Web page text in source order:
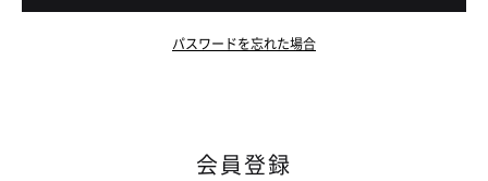
パスワードを忘れた場合
会員登録